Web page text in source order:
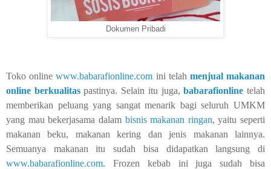
Dokumen Pribadi
Toko onlinewww.babarafionline.com ini telah menjual makanan
online berkualitas pastinya. Selain itu juga,babarafionline telah
memberikan peluang yang sangat menarik bagi seluruh UMKM
yang mau bekerjasama dalam bisnis makanan ringan, yaitu seperti
makanan beku, makanan kering dan jenis makanan lainnya.
Semuanya makanan itu sudah bisa didapatkan langsung di
www.babarafionline.com. Frozen kebab ini juga sudah bisa